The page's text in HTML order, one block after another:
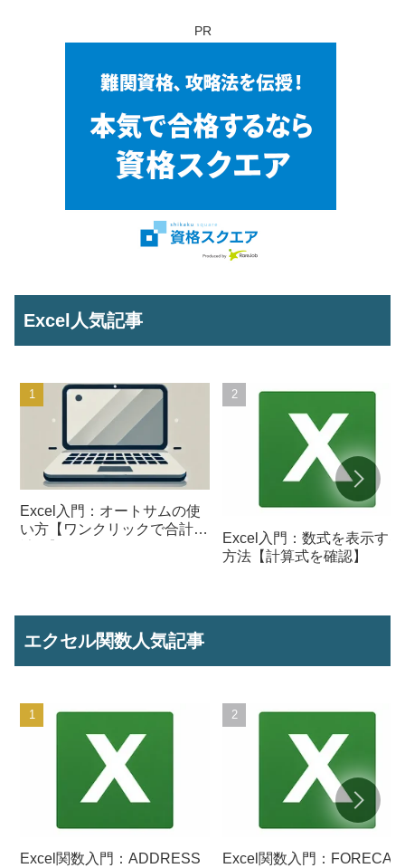
PR
Excel人気記事
Excel入門：オートサムの使
い方【ワンクリックで合計を
Excel入門：数式を表示する
方法【計算式を確認】
エクセル関数人気記事
Excel関数入門：ADDRESS
Excel関数入門：